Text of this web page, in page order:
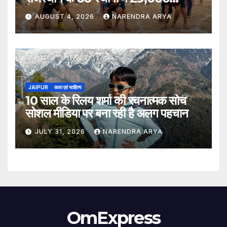
खिलाड़ियों की भागीदारी के साथ संपन्न हुआ
AUGUST 4, 2026 NARENDRA ARYA
JAIPUR कला एवं साहित्य
10 साल के रिलय शर्मा की रचनात्मक सोच
सोशल मीडिया पर बना रही है अलग पहचान
JULY 31, 2026 NARENDRA ARYA
OmExpress